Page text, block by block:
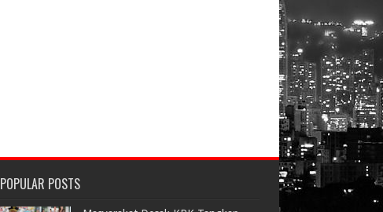
POPULAR POSTS